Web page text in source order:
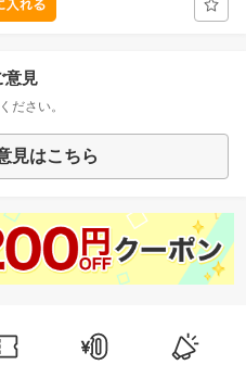
意見
ださい。
見はこちら